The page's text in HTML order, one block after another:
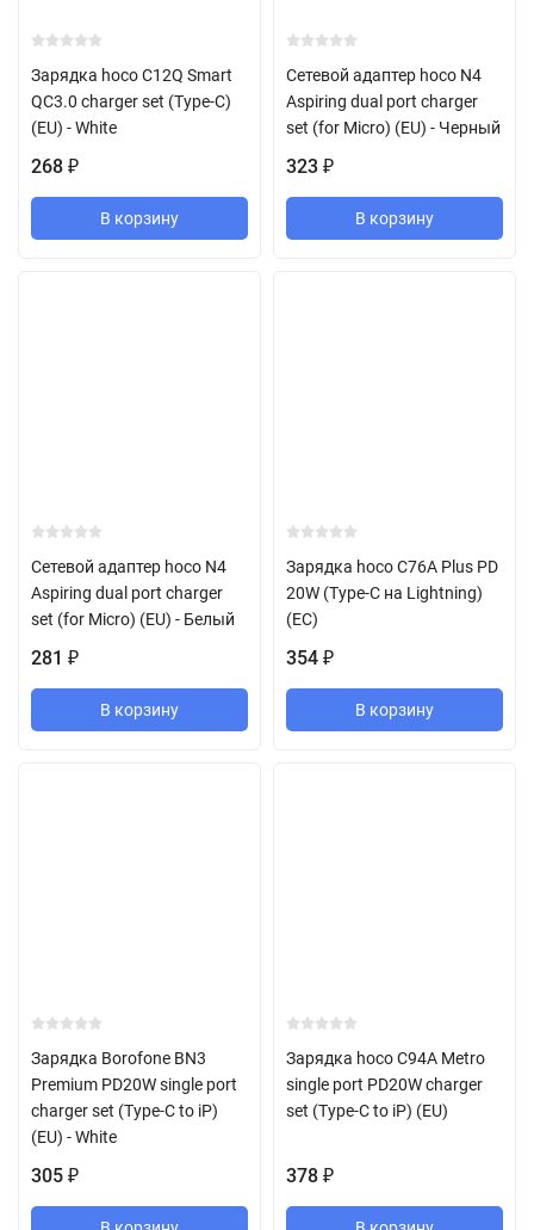
Зарядка hoco C12Q Smart
QC3.0 charger set (Type-C)
(EU) - White
268 ₽
В корзину
Сетевой адаптер hoco N4
Aspiring dual port charger
set (for Micro) (EU) - Черный
323 ₽
В корзину
Сетевой адаптер hoco N4
Aspiring dual port charger
set (for Micro) (EU) - Белый
281 ₽
В корзину
Зарядка hoco C76A Plus PD
20W (Type-C на Lightning)
(ЕС)
354 ₽
В корзину
Зарядка Borofone BN3
Premium PD20W single port
charger set (Type-C to iP)
(EU) - White
305 ₽
Зарядка hoco C94A Metro
single port PD20W charger
set (Type-C to iP) (EU)
378 ₽